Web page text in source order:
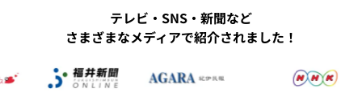
テレビ・SNS・新聞など
さまざまなメディアで紹介されました！